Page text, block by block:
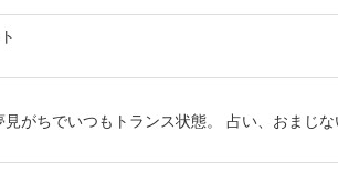
がちでいつもトランス状態。 占い、おまじ